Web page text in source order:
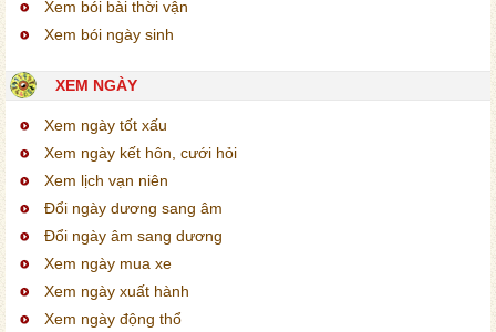
Xem bói bài thời vận
Xem bói ngày sinh
XEM NGÀY
Xem ngày tốt xấu
Xem ngày kết hôn, cưới hỏi
Xem lịch vạn niên
Đổi ngày dương sang âm
Đổi ngày âm sang dương
Xem ngày mua xe
Xem ngày xuất hành
Xem ngày động thổ